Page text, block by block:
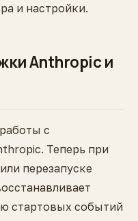
и настройки.
Anthropic и
с
Теперь при
перезапуске
стартовых событий